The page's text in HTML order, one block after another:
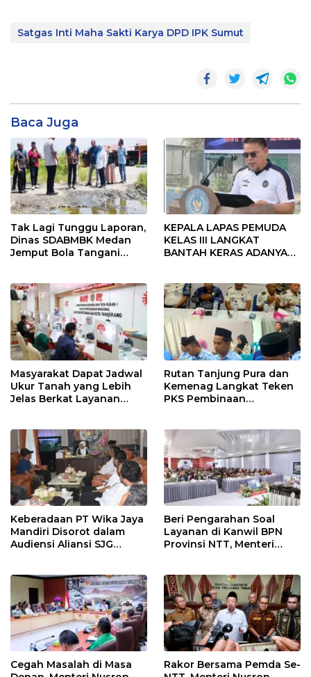
Satgas Inti Maha Sakti Karya DPD IPK Sumut
Baca Juga
Tak Lagi Tunggu Laporan,
Dinas SDABMBK Medan
Jemput Bola Tangani
KEPALA LAPAS PEMUDA
KELAS III LANGKAT
BANTAH KERAS ADANYA
TENTANG SINDIKAT
PENIPU PENJUALAN EMAS
Masyarakat Dapat Jadwal
Ukur Tanah yang Lebih
Jelas Berkat Layanan
Rutan Tanjung Pura dan
Kemenag Langkat Teken
PKS Pembinaan
Keberadaan PT Wika Jaya
Mandiri Disorot dalam
Audiensi Aliansi SJG
Beri Pengarahan Soal
Layanan di Kanwil BPN
Provinsi NTT, Menteri
Cegah Masalah di Masa
Rakor Bersama Pemda Se-